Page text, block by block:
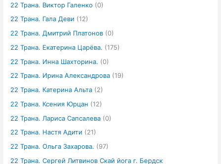
22 Трана. Виктор Галенко (0)
22 Трана. Гала Деви (12)
22 Трана. Дмитрий Платонов (0)
22 Трана. Екатерина Царёва. (175)
22 Трана. Инна Шахторина. (0)
22 Трана. Ирина Александрова (19)
22 Трана. Катерина Альта (2)
22 Трана. Ксения Юрцан (12)
22 Трана. Лариса Сапсалева (0)
22 Трана. Настя Адити (21)
22 Трана. Ольга Захарова. (97)
22 Трана. Сергей Литвинов Скай йога г. Бердск